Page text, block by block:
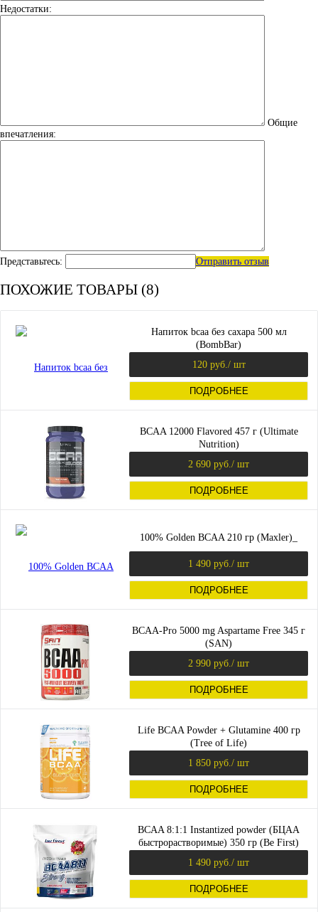
Недостатки:
Общие
впечатления:
Представьтесь: Отправить отзыв
ПОХОЖИЕ ТОВАРЫ (8)
Напиток bcaa без сахара 500 мл
(BombBar)
120 руб. / шт
ПОДРОБНЕЕ
BCAA 12000 Flavored 457 г (Ultimate
Nutrition)
2 690 руб. / шт
ПОДРОБНЕЕ
100% Golden BCAA 210 гр (Maxler)_
1 490 руб. / шт
ПОДРОБНЕЕ
BCAA-Pro 5000 mg Aspartame Free 345 г
(SAN)
2 990 руб. / шт
ПОДРОБНЕЕ
Life BCAA Powder + Glutamine 400 гр
(Tree of Life)
1 850 руб. / шт
ПОДРОБНЕЕ
BCAA 8:1:1 Instantized powder (БЦАА
быстрорастворимые) 350 гр (Be First)
1 490 руб. / шт
ПОДРОБНЕЕ